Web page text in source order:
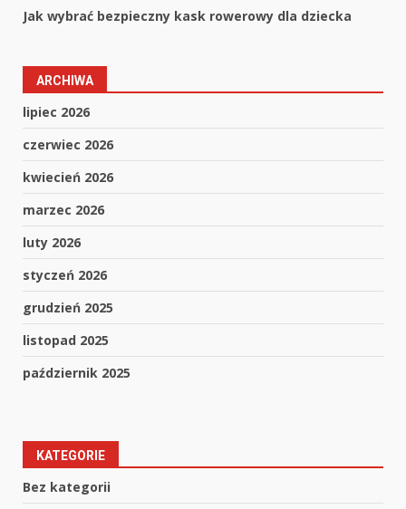
Jak wybrać bezpieczny kask rowerowy dla dziecka
ARCHIWA
lipiec 2026
czerwiec 2026
kwiecień 2026
marzec 2026
luty 2026
styczeń 2026
grudzień 2025
listopad 2025
październik 2025
KATEGORIE
Bez kategorii